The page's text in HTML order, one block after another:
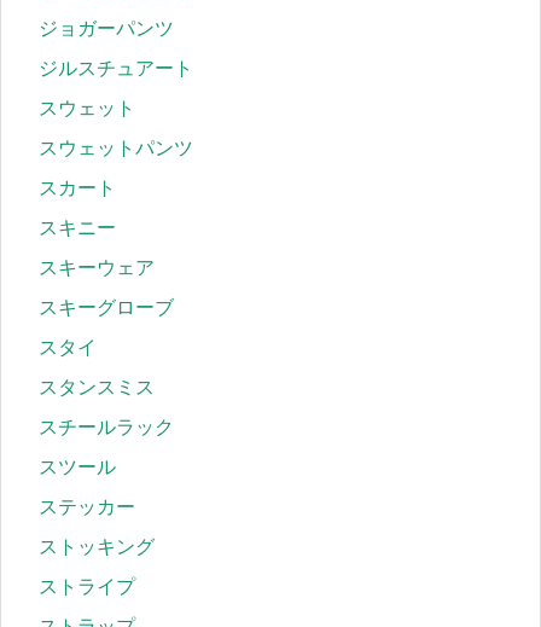
ジョガーパンツ
ジルスチュアート
スウェット
スウェットパンツ
スカート
スキニー
スキーウェア
スキーグローブ
スタイ
スタンスミス
スチールラック
スツール
ステッカー
ストッキング
ストライプ